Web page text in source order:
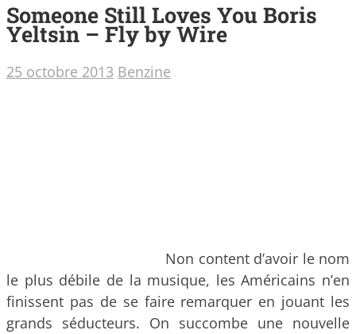
Someone Still Loves You Boris
Yeltsin – Fly by Wire
25 octobre 2013 Benzine
Non content d’avoir le nom
le plus débile de la musique, les Américains n’en
finissent pas de se faire remarquer en jouant les
grands séducteurs. On succombe une nouvelle